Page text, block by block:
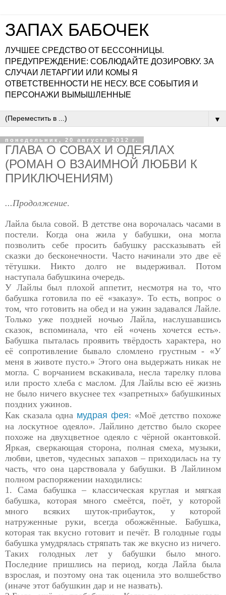
ЗАПАХ БАБОЧЕК
ЛУЧШЕЕ СРЕДСТВО ОТ БЕССОННИЦЫ.
ПРЕДУПРЕЖДЕНИЕ: СОБЛЮДАЙТЕ ДОЗИРОВКУ. ЗА
СЛУЧАИ ЛЕТАРГИИ ИЛИ КОМЫ Я
ОТВЕТСТВЕННОСТИ НЕ НЕСУ. ВСЕ СОБЫТИЯ И
ПЕРСОНАЖИ ВЫМЫШЛЕННЫЕ
▼
понедельник, 20 августа 2012 г.
ГЛАВА О СОВАХ И ОДЕЯЛАХ
(РОМАН О ВЗАИМНОЙ ЛЮБВИ К
ПРИКЛЮЧЕНИЯМ)
...Продолжение.
Лайла была совой. В детстве она ворочалась часами в
постели.Когда она жила у бабушки, она могла
позволить себе просить бабушку рассказывать ей
сказки до бесконечности. Часто начинали это две её
тётушки. Никто долго не выдерживал. Потом
наступала бабушкина очередь.
У Лайлы был плохой аппетит, несмотря на то, что
бабушка готовила по её «заказу». То есть, вопрос о
том, что готовить на обед и на ужин задавался Лайле.
Только уже поздней ночью Лайла, наслушавшись
сказок, вспоминала, что ей «очень хочется есть».
Бабушка пыталась проявить твёрдость характера, но
её сопротивление бывало сломлено грустным - «У
меня в животе пусто.» Этого она выдержать никак не
могла. С ворчанием вскакивала, несла тарелку плова
или просто хлеба с маслом. Для Лайлы всю её жизнь
не было ничего вкуснее тех «запретных» бабушкиных
поздних ужинов.
Как сказала одна мудрая фея: «Моё детство похоже
на лоскутное одеяло». Лайлино детство было скорее
похоже на двухцветное одеяло с чёрной окантовкой.
Яркая, сверкающая сторона, полная смеха, музыки,
любви, цветов, чудесных запахов – приходилась на ту
часть, что она царствовала у бабушки. В Лайлином
полном распоряжении находились:
1. Сама бабушка – классическая круглая и мягкая
бабушка, которая много смеётся, поёт, у которой
много всяких шуток-прибауток, у которой
натруженные руки, всегда обожжённые. Бабушка,
которая так вкусно готовит и печёт. В голодные годы
бабушка умудрялась стряпать так же вкусно из ничего.
Таких голодных лет у бабушки было много.
Последние пришлись на период, когда Лайла была
взрослая, и поэтому она так оценила это волшебство
(иначе этот бабушкин дар и не назвать).